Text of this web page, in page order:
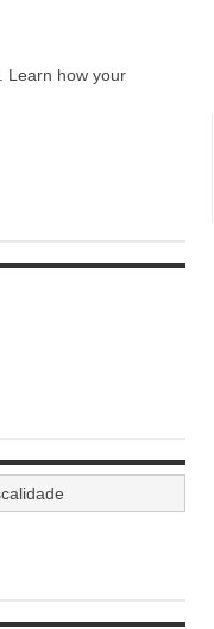
Learn how your